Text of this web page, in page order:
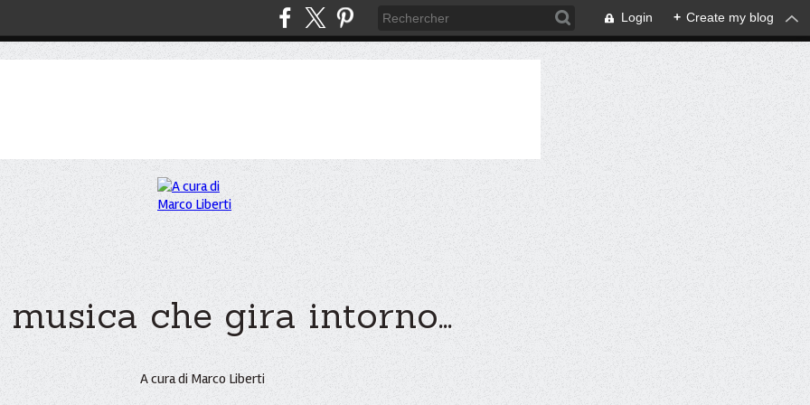
Login + Create my blog
che gira intorno...
A cura di Marco Liberti